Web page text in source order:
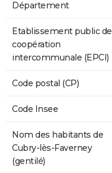
Département
Etablissement public de
coopération
intercommunale (EPCI)
Code postal (CP)
Code Insee
Nom des habitants de
Cubry-lès-Faverney
(gentilé)